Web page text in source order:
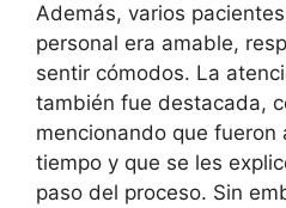
Además, varios
personal era amable,
sentir cómodos. La
también fue destacada,
mencionando que
tiempo y que se les
paso del proceso. Sin